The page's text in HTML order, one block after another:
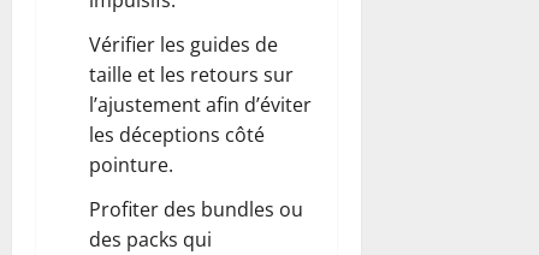
Vérifier les guides de
taille et les retours sur
l’ajustement afin d’éviter
les déceptions côté
pointure.
Profiter des bundles ou
des packs qui